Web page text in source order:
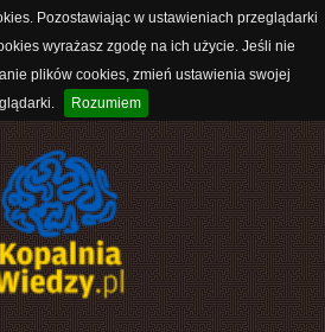
Pozostawiając w ustawieniach przeglądarki
wyrażasz zgodę na ich użycie. Jeśli nie
plików cookies, zmień ustawienia swojej
Rozumiem